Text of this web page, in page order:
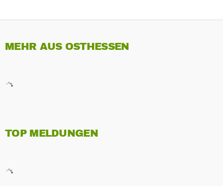
MEHR AUS OSTHESSEN
TOP MELDUNGEN